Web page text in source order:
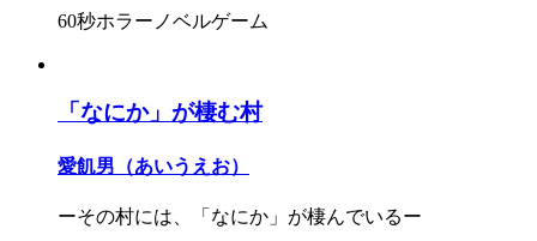
60秒ホラーノベルゲーム
「なにか」が棲む村
愛飢男（あいうえお）
ーその村には、「なにか」が棲んでいるー